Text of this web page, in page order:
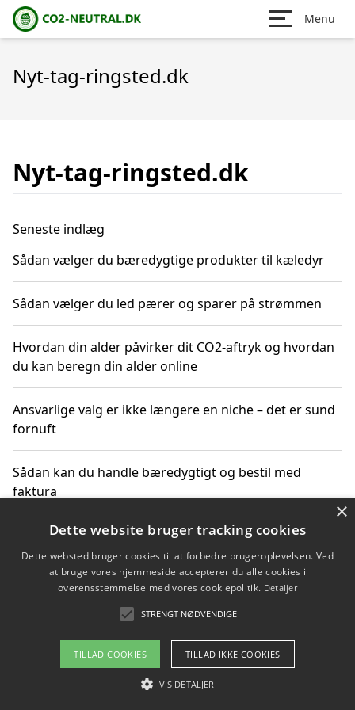
Menu
Nyt-tag-ringsted.dk
Nyt-tag-ringsted.dk
Seneste indlæg
Sådan vælger du bæredygtige produkter til kæledyr
Sådan vælger du led pærer og sparer på strømmen
Hvordan din alder påvirker dit CO2-aftryk og hvordan
du kan beregn din alder online
Ansvarlige valg er ikke længere en niche – det er sund
fornuft
Sådan kan du handle bæredygtigt og bestil med
faktura
Copyright 2026 - Pilanto Aps
Om / kontakt
Blog Betingelser
×
Dette website bruger tracking cookies
Dette websted bruger cookies til at forbedre brugeroplevelsen. Ved
at bruge vores hjemmeside accepterer du alle cookies i
overensstemmelse med vores cookiepolitik. Detaljer
STRENGT NØDVENDIGE
TILLAD COOKIES TILLAD IKKE COOKIES
VIS DETALJER